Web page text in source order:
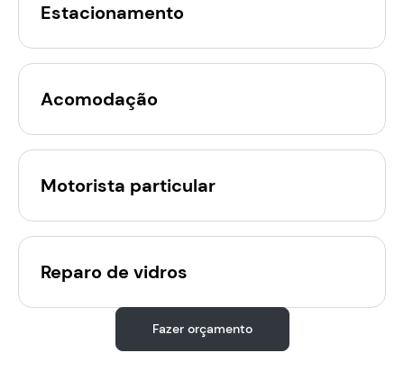
Estacionamento
Acomodação
Motorista particular
Reparo de vidros
Fazer orçamento